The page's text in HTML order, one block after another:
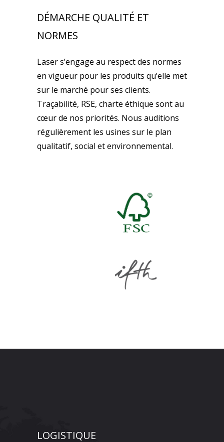
DÉMARCHE QUALITÉ ET
NORMES
Laser s’engage au respect des normes
en vigueur pour les produits qu’elle met
sur le marché pour ses clients.
Traçabilité, RSE, charte éthique sont au
cœur de nos priorités. Nous auditions
régulièrement les usines sur le plan
qualitatif, social et environnemental.
LOGISTIQUE